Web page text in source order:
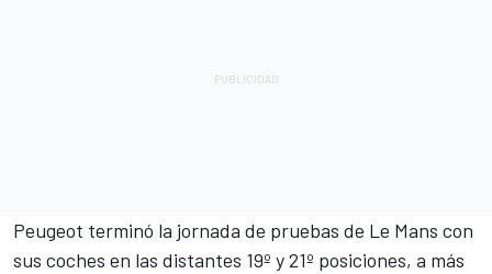
Peugeot terminó la jornada de pruebas de Le Mans con
sus coches en las distantes 19º y 21º posiciones, a más